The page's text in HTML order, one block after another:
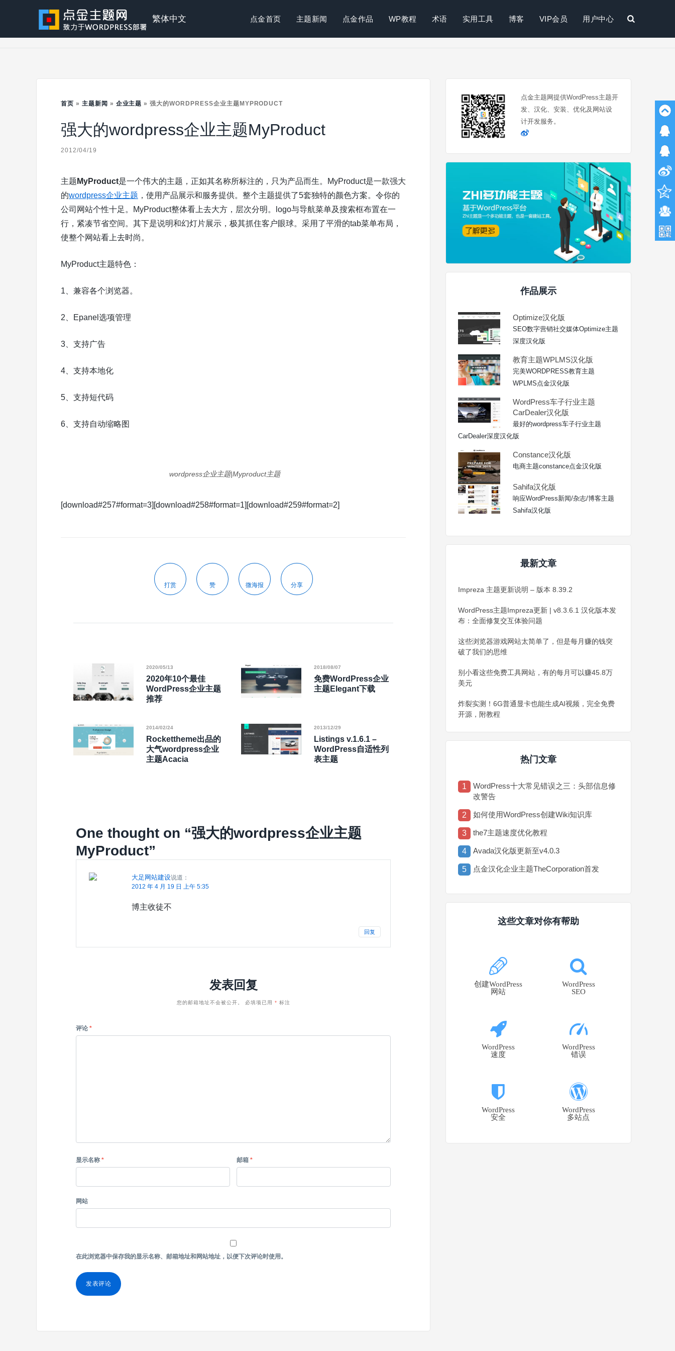
点
题
繁体中文 点金首页 主题新闻 点金作品 WP教程 术语 实用工具 博客 VIP会员 用户中心
首页 » 主题新闻 » 企业主题 »强大的WORDPRESS企业主题MYPRODUCT
强大的wordpress企业主题MyProduct
2012/04/19
主题 MyProduct是一个伟大的主题，正如其名称所标注的，只为产品而生。MyProduct是一款强大
的wordpress企业主题 ，使用产品展示和服务提供。整个主题提供了5套独特的颜色方案。令你的
公司网站个性十足。MyProduct整体看上去大方，层次分明。logo与导航菜单及搜索框布置在一
行，紧凑节省空间。其下是说明和幻灯片展示，极其抓住客户眼球。采用了平滑的tab菜单布局，
使整个网站看上去时尚。
MyProduct主题特色：
1、兼容各个浏览器。
2、Epanel选项管理
3、支持广告
4、支持本地化
5、支持短代码
6、支持自动缩略图
wordpress企业主题|Myproduct主题
[download#257#format=3][download#258#format=1][download#259#format=2]
打赏 赞 微海报 分享
2020/05/13
2020年10个最佳
WordPress企业主题
推荐
2018/08/07
免费WordPress企业
主题Elegant下载
2014/02/24
Rockettheme出品的
大气wordpress企业
主题Acacia
2013/12/29
Listings v.1.6.1 –
WordPress自适性列
表主题
One thought on “强大的wordpress企业主题
MyProduct”
大足网站建设说道：
2012 年 4 月 19 日 上午 5:35
博主收徒不
回复
发表回复
您的邮箱地址不会被公开。 必填项已用 * 标注
评论 *
显示名称 * 邮箱 *
网站
在此浏览器中保存我的显示名称、邮箱地址和网站地址，以便下次评论时使用。
点金主题网提供WordPress主题开
发、汉化、安装、优化及网站设
计开发服务。
作品展示
Optimize汉化版
SEO数字营销社交媒体Optimize主题
深度汉化版
教育主题WPLMS汉化版
完美WORDPRESS教育主题
WPLMS点金汉化版
WordPress车子行业主题
CarDealer汉化版
最好的wordpress车子行业主题
CarDealer深度汉化版
Constance汉化版
电商主题constance点金汉化版
Sahifa汉化版
响应WordPress新闻/杂志/博客主题
Sahifa汉化版
最新文章
Impreza 主题更新说明 – 版本 8.39.2
WordPress主题Impreza更新 | v8.3.6.1 汉化版本发
布：全面修复交互体验问题
这些浏览器游戏网站太简单了，但是每月赚的钱突
破了我们的思维
别小看这些免费工具网站，有的每月可以赚45.8万
美元
炸裂实测！6G普通显卡也能生成AI视频，完全免费
开源，附教程
热门文章
1
WordPress十大常见错误之三：头部信息修
改警告
2 如何使用WordPress创建Wiki知识库
3 the7主题速度优化教程
4 Avada汉化版更新至v4.0.3
5 点金汉化企业主题TheCorporation首发
这些文章对你有帮助
创建WordPress
网站
WordPress
SEO
WordPress
速度
WordPress
错误
WordPress
安全
WordPress
多站点